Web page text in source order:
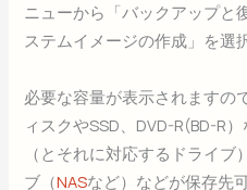
ニューから「バックアップ
ステムイメージの作成」を選
必要な容量が表示されますの
ィスクやSSD、DVD-R(BD-R
（とそれに対応するドライ
ブ（NASなど）などが保存先